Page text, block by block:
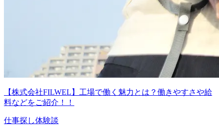
【株式会社FILWEL】工場で働く魅力とは？働きやすさや給
料などをご紹介！！
仕事探し体験談